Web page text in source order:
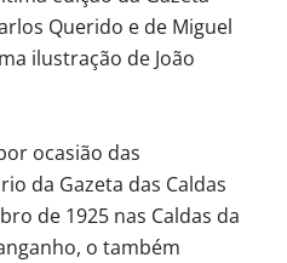
Querido e de Miguel
ilustração de João
ocasião das
da Gazeta das Caldas
de 1925 nas Caldas da
o também